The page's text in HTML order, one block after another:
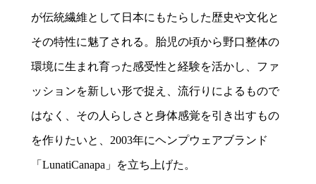
が伝統繊維として日本にもたらした歴史や文化と
その特性に魅了される。胎児の頃から野口整体の
環境に生まれ育った感受性と経験を活かし、ファ
ッションを新しい形で捉え、流行りによるもので
はなく、その人らしさと身体感覚を引き出すもの
を作りたいと、2003年にヘンプウェアブランド
「LunatiCanapa」を立ち上げた。